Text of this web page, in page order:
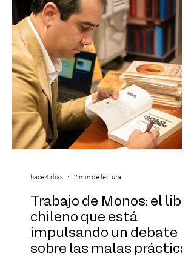
selección anual de la publicación que
destaca a los artistas menores de 21 años
más influyentes de la industria musical.
Este reconocimiento reaf
Trabajo de Monos: el libro
chileno que está
impulsando un debate
sobre las malas prácticas
hace 4 días 2 min de lectura